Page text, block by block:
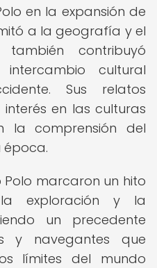
en la expansión de
a la geografía y el
contribuyó
cultural
Sus relatos
en las culturas
la comprensión del
época.
marcaron un hito
exploración y la
un precedente
y navegantes que
límites del mundo